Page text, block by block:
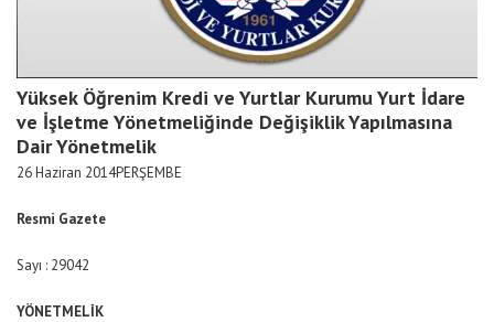
Yüksek Öğrenim Kredi ve Yurtlar Kurumu Yurt İdare
ve İşletme Yönetmeliğinde Değişiklik Yapılmasına
Dair Yönetmelik
26 Haziran 2014PERŞEMBE
Resmi Gazete
Sayı : 29042
YÖNETMELİK